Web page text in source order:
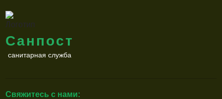
Санпост
санитарная служба
Свяжитесь с нами: